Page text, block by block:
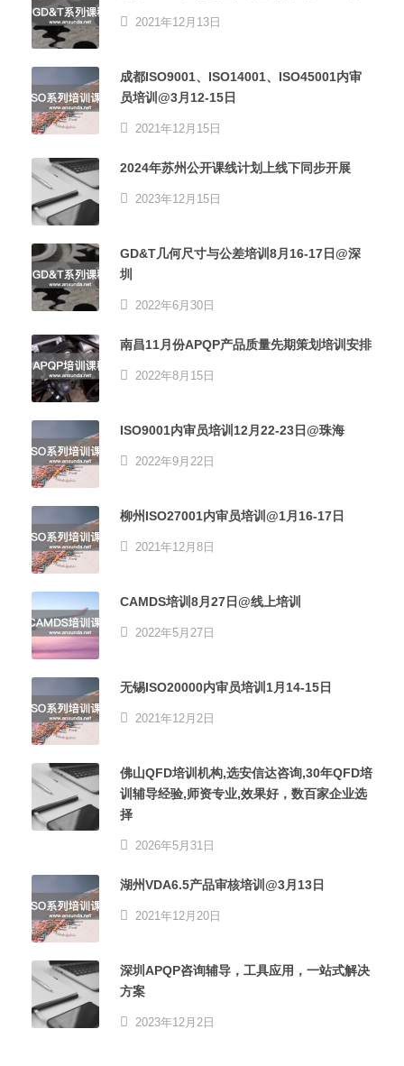
2021年12月13日
成都ISO9001、ISO14001、ISO45001内审
员培训@3月12-15日
2021年12月15日
2024年苏州公开课线计划上线下同步开展
2023年12月15日
GD&T几何尺寸与公差培训8月16-17日@深
圳
2022年6月30日
南昌11月份APQP产品质量先期策划培训安排
2022年8月15日
ISO9001内审员培训12月22-23日@珠海
2022年9月22日
柳州ISO27001内审员培训@1月16-17日
2021年12月8日
CAMDS培训8月27日@线上培训
2022年5月27日
无锡ISO20000内审员培训1月14-15日
2021年12月2日
佛山QFD培训机构,选安信达咨询,30年QFD培
训辅导经验,师资专业,效果好，数百家企业选
择
2026年5月31日
湖州VDA6.5产品审核培训@3月13日
2021年12月20日
深圳APQP咨询辅导，工具应用，一站式解决
方案
2023年12月2日